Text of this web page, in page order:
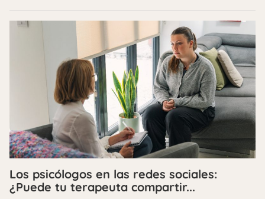
Los psicólogos en las redes sociales:
¿Puede tu terapeuta compartir...